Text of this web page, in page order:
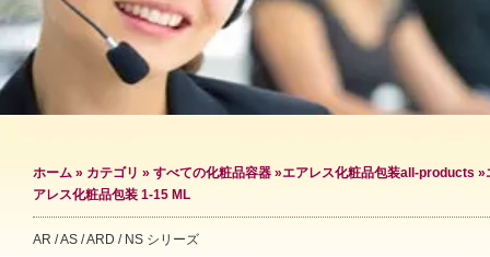
ホーム » カテゴリ » すべての化粧品容器 »エアレス化粧品包装all-products »
アレス化粧品包装 1-15 ML
AR / AS / ARD / NS シリーズ